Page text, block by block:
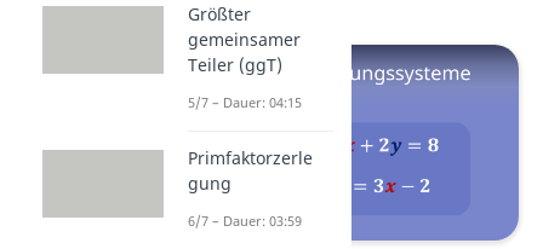
Größter
gemeinsamer
Teiler (ggT)
5/7 – Dauer: 04:15
Primfaktorzerle
gung
6/7 – Dauer: 03:59